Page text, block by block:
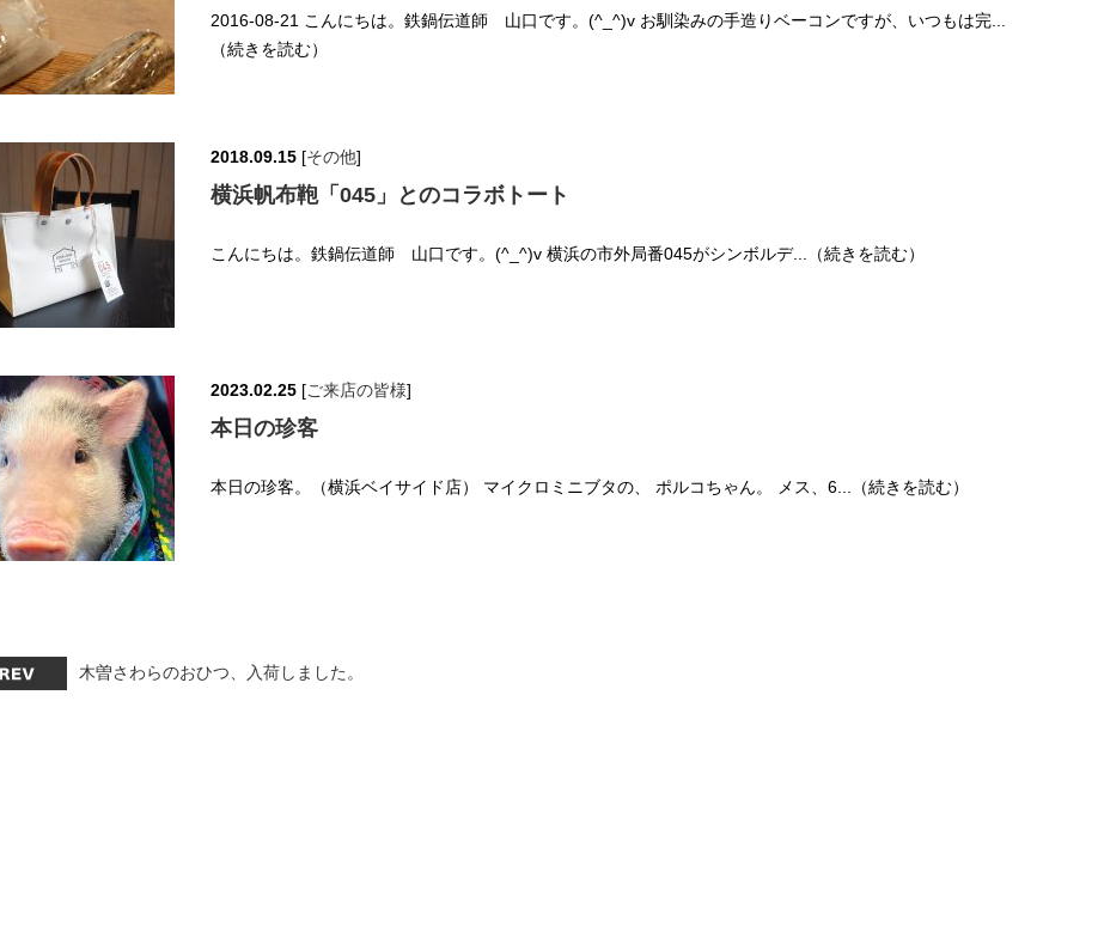
2016-08-21 こんにちは。鉄鍋伝道師 山口です。(^_^)v お馴染みの手造りベーコンですが、いつもは完...
（続きを読む）
2018.09.15 [その他]
横浜帆布鞄「045」とのコラボトート
こんにちは。鉄鍋伝道師 山口です。(^_^)v 横浜の市外局番045がシンボルデ...（続きを読む）
2023.02.25 [ご来店の皆様]
本日の珍客
本日の珍客。（横浜ベイサイド店） マイクロミニブタの、 ポルコちゃん。 メス、6...（続きを読む）
木曽さわらのおひつ、入荷しました。